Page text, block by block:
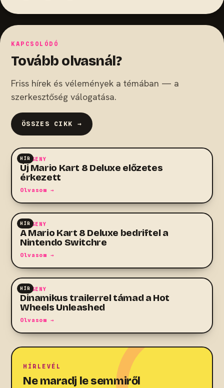
KAPCSOLÓDÓ
Tovább olvasnál?
Friss hírek és vélemények a témában — a
szerkesztőség válogatása.
ÖSSZES CIKK →
HÍR
VERSENY
Új Mario Kart 8 Deluxe előzetes
érkezett
Olvasom →
HÍR
VERSENY
A Mario Kart 8 Deluxe bedriftel a
Nintendo Switchre
Olvasom →
HÍR
VERSENY
Dinamikus trailerrel támad a Hot
Wheels Unleashed
Olvasom →
HÍRLEVÉL
Ne maradj le semmiről